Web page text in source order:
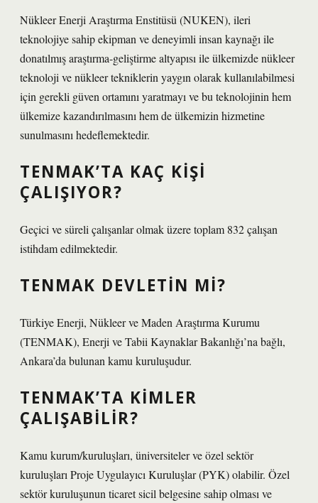
Nükleer Enerji Araştırma Enstitüsü (NUKEN), ileri
teknolojiye sahip ekipman ve deneyimli insan kaynağı ile
donatılmış araştırma-geliştirme altyapısı ile ülkemizde nükleer
teknoloji ve nükleer tekniklerin yaygın olarak kullanılabilmesi
için gerekli güven ortamını yaratmayı ve bu teknolojinin hem
ülkemize kazandırılmasını hem de ülkemizin hizmetine
sunulmasını hedeflemektedir.
TENMAK’TA KAÇ KIŞI
ÇALIŞIYOR?
Geçici ve süreli çalışanlar olmak üzere toplam 832 çalışan
istihdam edilmektedir.
TENMAK DEVLETIN MI?
Türkiye Enerji, Nükleer ve Maden Araştırma Kurumu
(TENMAK), Enerji ve Tabii Kaynaklar Bakanlığı’na bağlı,
Ankara’da bulunan kamu kuruluşudur.
TENMAK’TA KIMLER
ÇALIŞABILIR?
Kamu kurum/kuruluşları, üniversiteler ve özel sektör
kuruluşları Proje Uygulayıcı Kuruluşlar (PYK) olabilir. Özel
sektör kuruluşunun ticaret sicil belgesine sahip olması ve